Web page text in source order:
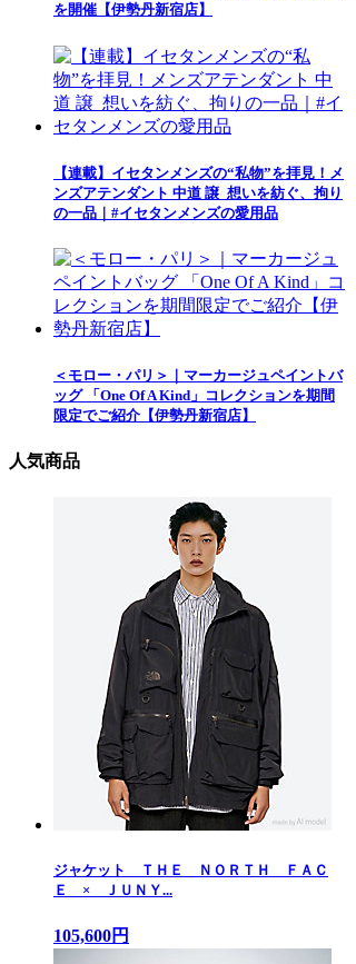
を開催【伊勢丹新宿店】
【連載】イセタンメンズの“私物”を拝見！メ
ンズアテンダント 中道 譲_想いを紡ぐ、拘り
の一品｜#イセタンメンズの愛用品
＜モロー・パリ＞｜マーカージュペイントバ
ッグ 「One Of A Kind」コレクションを期間
限定でご紹介【伊勢丹新宿店】
人気商品
ジャケット ＴＨＥ ＮＯＲＴＨ ＦＡＣ
Ｅ × ＪＵＮＹ...
105,600円